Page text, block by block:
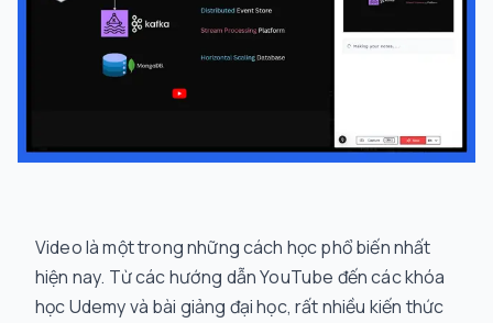
Video là một trong những cách học phổ biến nhất
hiện nay. Từ các hướng dẫn YouTube đến các khóa
học Udemy và bài giảng đại học, rất nhiều kiến thức